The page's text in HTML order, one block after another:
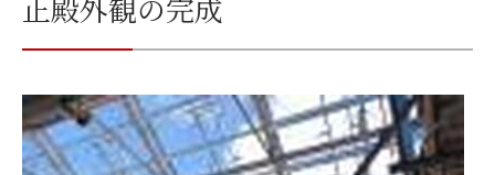
正殿外観の完成